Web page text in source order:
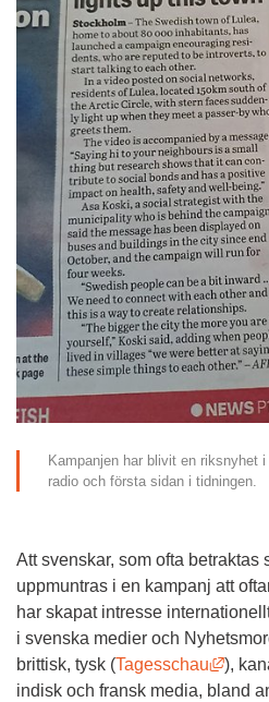
Kampanjen har blivit en riksnyhet
radio och första sidan i tidningen.
Att svenskar, som ofta betraktas
uppmuntras i en kampanj att
har skapat intresse
i svenska medier och
brittisk, tysk (Tagesschau Länk
),
indisk och fransk media, bland